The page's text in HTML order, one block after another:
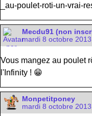
_au-poulet-roti-un-vrai-
Mecdu91 (non
mardi 8 octobre
Vous mangez au poulet
l'Infinity ! 😁
Monpetitponey
mardi 8 octobre